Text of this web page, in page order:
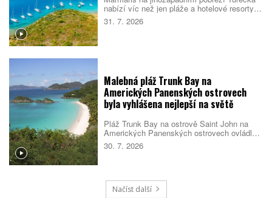
nabízí víc než jen pláže a hotelové resorty.
Město obklopují borové lesy, zátoky s
průzračnou vodou i pozůstatky dávných
31. 7. 2026
Malebná pláž Trunk Bay na
Amerických Panenských ostrovech
byla vyhlášena nejlepší na světě
Pláž Trunk Bay na ostrově Saint John na
Amerických Panenských ostrovech ovládla
žebříček nejlepších pláží světa pro rok 2026.
Rozhodla kombinace bílého písku, průzračné
podmořská šnorchlovací stezka přímo u
pobřeží.
30. 7. 2026
Načíst další